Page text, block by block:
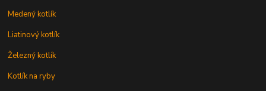
Medený kotlík
Liatinový kotlík
Železný kotlík
Kotlík na ryby